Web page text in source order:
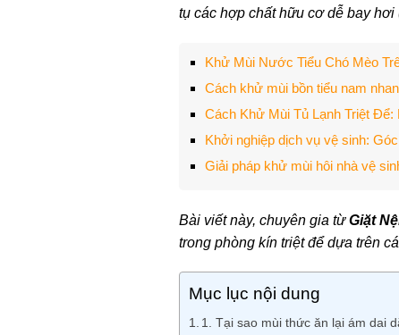
tụ các hợp chất hữu cơ dễ bay
Khử Mùi Nước Tiểu Chó Mèo
Cách khử mùi bồn tiểu nam
Cách Khử Mùi Tủ Lạnh Triệt Để:
Khởi nghiệp dịch vụ vệ sinh:
Giải pháp khử mùi hôi nhà vệ
Bài viết này, chuyên gia từGiặt
trong phòng kíntriệt để dựa trên
Mục lục nội dung
1. Tại sao mùi thức ăn lại ám dai